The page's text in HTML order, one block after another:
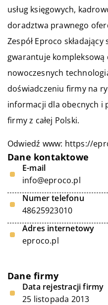
usług księgowych,
doradztwa prawnego
Zespół Eproco
gwarantuje kompleksową
nowoczesnych
doświadczeniu firmy na
informacji dla obecnych i
firmy z całej Polski.
Odwiedź www: https://
Dane kontaktowe
E-mail
info@eproco.pl
Numer telefonu
48625923010
Adres internetowy
eproco.pl
Dane firmy
Data rejestracji firmy
25 listopada 2013